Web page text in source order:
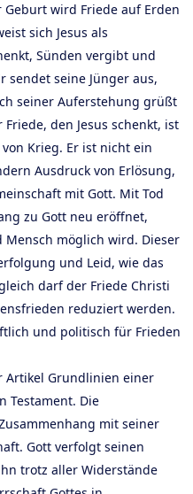
wird Friede auf Erden
sich Jesus als
Sünden vergibt und
sendet seine Jünger aus,
seiner Auferstehung grüßt
den Jesus schenkt, ist
Krieg. Er ist nicht ein
Ausdruck von Erlösung,
mit Gott. Mit Tod
zu Gott neu eröffnet,
Mensch möglich wird. Dieser
und Leid, wie das
darf der Friede Christi
reduziert werden.
und politisch für Frieden
Artikel Grundlinien einer
Testament. Die
mit seiner
Gott verfolgt seinen
trotz aller Widerstände